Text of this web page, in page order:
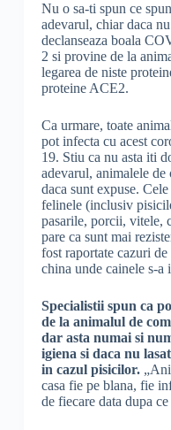
Nu o sa-ti spun ce
adevarul, chiar daca
declanseaza boala
2 si provine de la
legarea de niste
proteine ACE2.
Ca urmare, toate
pot infecta cu acest
19. Stiu ca nu asta iti
adevarul, animalele de
daca sunt expuse.
felinele (inclusiv
pasarile, porcii, vitele,
pare ca sunt mai
fost raportate cazuri
china unde cainele s-a
Specialistii spun ca
de la animalul de
dar asta numai si
igiena si daca nu
in cazul pisicilor.
casa fie pe blana, fie
de fiecare data dupa